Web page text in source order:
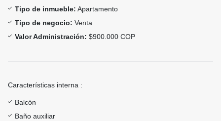
Tipo de inmueble: Apartamento
Tipo de negocio: Venta
Valor Administración: $900.000 COP
Características interna :
Balcón
Baño auxiliar